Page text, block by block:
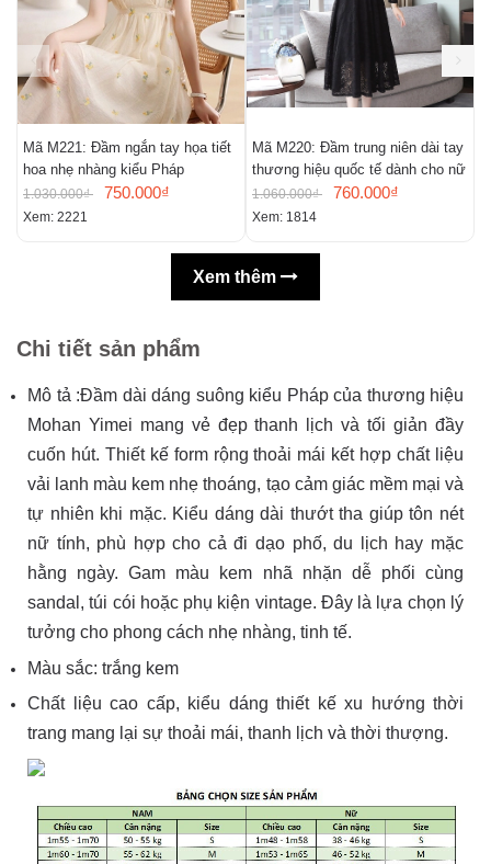
Mã M221: Đầm ngắn tay họa tiết
hoa nhẹ nhàng kiểu Pháp
1.030.000₫ 750.000₫
Xem: 2221
Mã M220: Đầm trung niên dài tay
thương hiệu quốc tế dành cho nữ
1.060.000₫ 760.000₫
Xem: 1814
Xem thêm
Chi tiết sản phẩm
Mô tả :Đầm dài dáng suông kiểu Pháp của thương hiệu
Mohan Yimei mang vẻ đẹp thanh lịch và tối giản đầy
cuốn hút. Thiết kế form rộng thoải mái kết hợp chất liệu
vải lanh màu kem nhẹ thoáng, tạo cảm giác mềm mại và
tự nhiên khi mặc. Kiểu dáng dài thướt tha giúp tôn nét
nữ tính, phù hợp cho cả đi dạo phố, du lịch hay mặc
hằng ngày. Gam màu kem nhã nhặn dễ phối cùng
sandal, túi cói hoặc phụ kiện vintage. Đây là lựa chọn lý
tưởng cho phong cách nhẹ nhàng, tinh tế.
Màu sắc: trắng kem
Chất liệu cao cấp, kiểu dáng thiết kế xu hướng thời
trang mang lại sự thoải mái, thanh lịch và thời thượng.